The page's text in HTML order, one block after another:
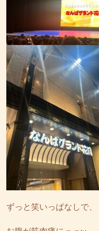
ずっと笑いっぱなしで、